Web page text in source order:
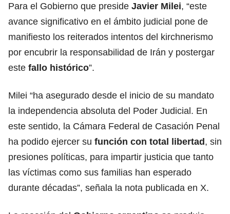
Para el Gobierno que preside Javier Milei, “este
avance significativo en el ámbito judicial pone de
manifiesto los reiterados intentos del kirchnerismo
por encubrir la responsabilidad de Irán y postergar
este fallo histórico”.
Milei “ha asegurado desde el inicio de su mandato
la independencia absoluta del Poder Judicial. En
este sentido, la Cámara Federal de Casación Penal
ha podido ejercer su función con total libertad, sin
presiones políticas, para impartir justicia que tanto
las víctimas como sus familias han esperado
durante décadas”, señala la nota publicada en X.